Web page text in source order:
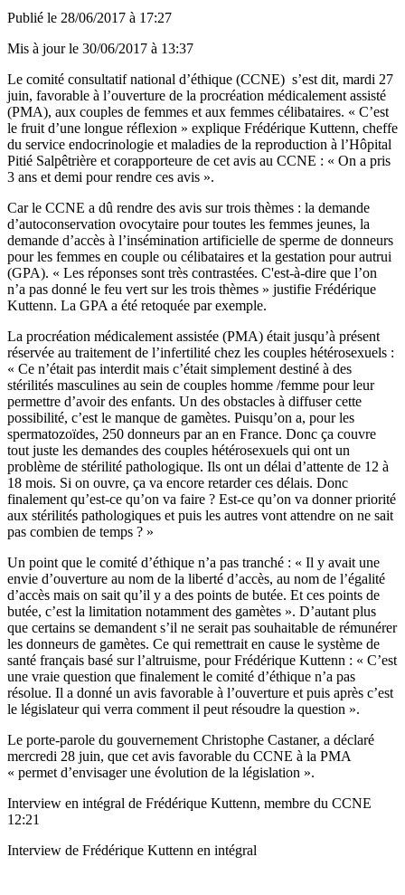
Publié le 28/06/2017 à 17:27
Mis à jour le 30/06/2017 à 13:37
Le comité consultatif national d’éthique (CCNE) s’est dit, mardi 27
juin, favorable à l’ouverture de la procréation médicalement assisté
(PMA), aux couples de femmes et aux femmes célibataires. « C’est
le fruit d’une longue réflexion » explique Frédérique Kuttenn, cheffe
du service endocrinologie et maladies de la reproduction à l’Hôpital
Pitié Salpêtrière et corapporteure de cet avis au CCNE : « On a pris
3 ans et demi pour rendre ces avis ».
Car le CCNE a dû rendre des avis sur trois thèmes : la demande
d’autoconservation ovocytaire pour toutes les femmes jeunes, la
demande d’accès à l’insémination artificielle de sperme de donneurs
pour les femmes en couple ou célibataires et la gestation pour autrui
(GPA). « Les réponses sont très contrastées. C'est-à-dire que l’on
n’a pas donné le feu vert sur les trois thèmes » justifie Frédérique
Kuttenn. La GPA a été retoquée par exemple.
La procréation médicalement assistée (PMA) était jusqu’à présent
réservée au traitement de l’infertilité chez les couples hétérosexuels :
« Ce n’était pas interdit mais c’était simplement destiné à des
stérilités masculines au sein de couples homme /femme pour leur
permettre d’avoir des enfants. Un des obstacles à diffuser cette
possibilité, c’est le manque de gamètes. Puisqu’on a, pour les
spermatozoïdes, 250 donneurs par an en France. Donc ça couvre
tout juste les demandes des couples hétérosexuels qui ont un
problème de stérilité pathologique. Ils ont un délai d’attente de 12 à
18 mois. Si on ouvre, ça va encore retarder ces délais. Donc
finalement qu’est-ce qu’on va faire ? Est-ce qu’on va donner priorité
aux stérilités pathologiques et puis les autres vont attendre on ne sait
pas combien de temps ? »
Un point que le comité d’éthique n’a pas tranché : « Il y avait une
envie d’ouverture au nom de la liberté d’accès, au nom de l’égalité
d’accès mais on sait qu’il y a des points de butée. Et ces points de
butée, c’est la limitation notamment des gamètes ». D’autant plus
que certains se demandent s’il ne serait pas souhaitable de rémunérer
les donneurs de gamètes. Ce qui remettrait en cause le système de
santé français basé sur l’altruisme, pour Frédérique Kuttenn : « C’est
une vraie question que finalement le comité d’éthique n’a pas
résolue. Il a donné un avis favorable à l’ouverture et puis après c’est
le législateur qui verra comment il peut résoudre la question ».
Le porte-parole du gouvernement Christophe Castaner, a déclaré
mercredi 28 juin, que cet avis favorable du CCNE à la PMA
« permet d’envisager une évolution de la législation ».
Interview en intégral de Frédérique Kuttenn, membre du CCNE
12:21
Interview de Frédérique Kuttenn en intégral